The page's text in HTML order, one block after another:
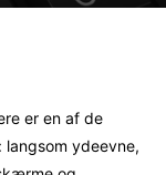
er en af de
ydeevne,